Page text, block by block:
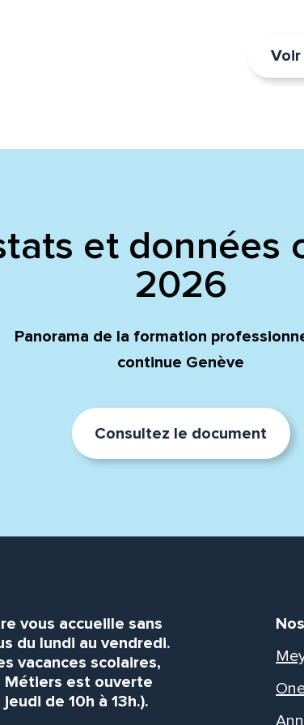
Voir
et données
2026
Panorama de la formation
continue Genève
Consultez le document
vous accueille sans
du lundi au vendredi.
vacances scolaires,
Métiers est ouverte
de 10h à 13h.).